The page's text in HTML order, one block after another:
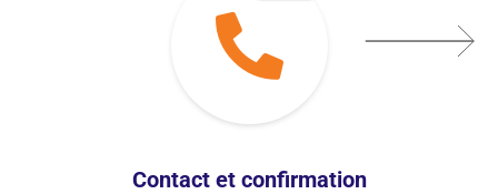
Contact et confirmation